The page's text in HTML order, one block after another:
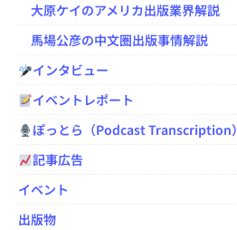
大原ケイのアメリカ出版業界解説
馬場公彦の中文圏出版事情解説
インタビュー
イベントレポート
ぽっとら（Podcast Transcription）
記事広告
イベント
出版物